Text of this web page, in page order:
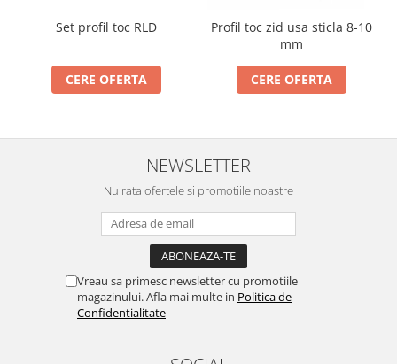
Set profil toc RLD
CERE OFERTA
Profil toc zid usa sticla 8-10
mm
CERE OFERTA
NEWSLETTER
Nu rata ofertele si promotiile noastre
Vreau sa primesc newsletter cu promotiile
magazinului. Afla mai multe in Politica de
Confidentialitate